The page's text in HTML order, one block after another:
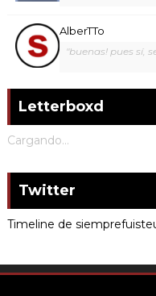
AlberTTo
"buenas! pues sí,
Letterboxd
Cargando...
Twitter
Timeline de